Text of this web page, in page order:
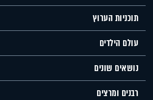
תוכניות הערוץ
עולם הילדים
נושאים שונים
רבנים ומרצים